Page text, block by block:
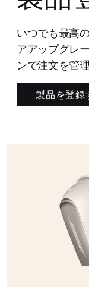
いつでも最高
アアップグレ
ンで注文を管
製品を登録